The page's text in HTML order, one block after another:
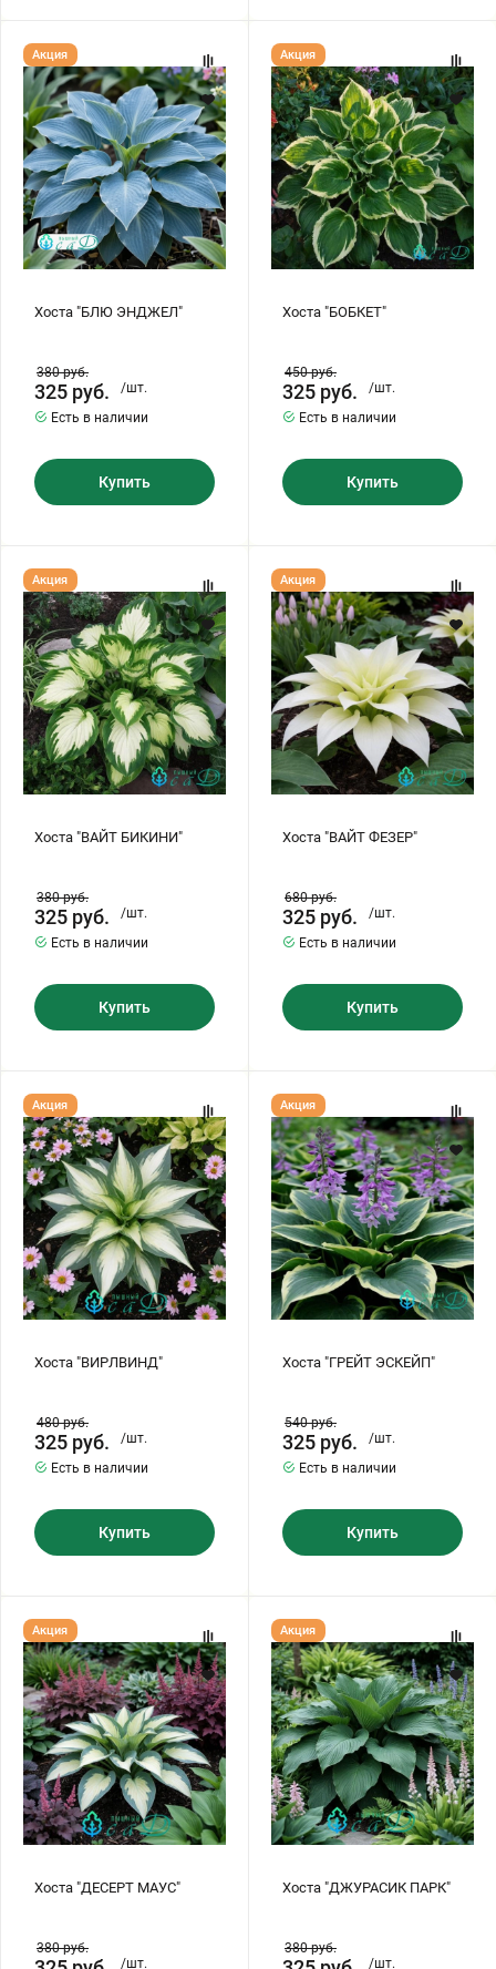
Хоста
"БЛЮ
ЭНДЖЕЛ"
Хоста "БЛЮ ЭНДЖЕЛ"
Акция
380руб.
325 руб.
/шт.
Есть в наличии
Купить
Хоста
"БОБКЕТ"
Хоста "БОБКЕТ"
Акция
450руб.
325 руб.
/шт.
Есть в наличии
Купить
Хоста
"ВАЙТ
БИКИНИ"
Хоста "ВАЙТ БИКИНИ"
Акция
380руб.
325 руб.
/шт.
Есть в наличии
Купить
Хоста
"ВАЙТ
ФЕЗЕР"
Хоста "ВАЙТ ФЕЗЕР"
Акция
680руб.
325 руб.
/шт.
Есть в наличии
Купить
Хоста
"ВИРЛВИНД"
Хоста "ВИРЛВИНД"
Акция
480руб.
325 руб.
/шт.
Есть в наличии
Купить
Хоста
"ГРЕЙТ
ЭСКЕЙП"
Хоста "ГРЕЙТ ЭСКЕЙП"
Акция
540руб.
325 руб.
/шт.
Есть в наличии
Купить
Хоста
"ДЕСЕРТ
МАУС"
Хоста "ДЕСЕРТ МАУС"
Акция
380руб.
/шт.
Хоста
"ДЖУРАСИК
ПАРК"
Хоста "ДЖУРАСИК ПАРК"
Акция
380руб.
/шт.